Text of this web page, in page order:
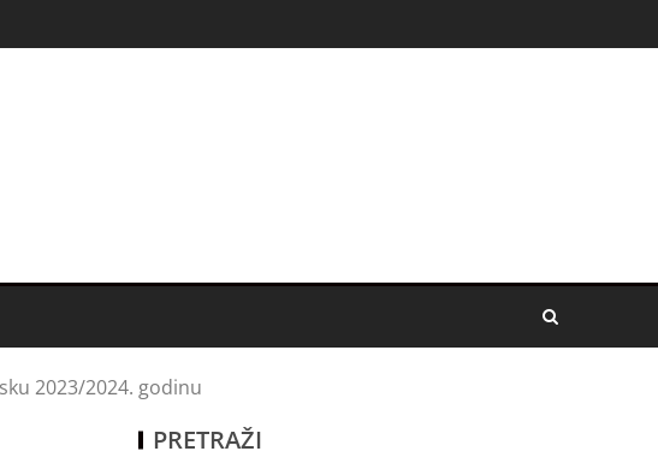
2023/2024. godinu
PRETRAŽI